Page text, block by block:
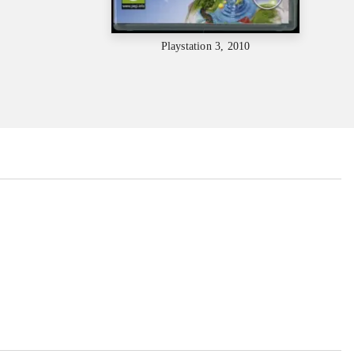
Playstation 3, 2010